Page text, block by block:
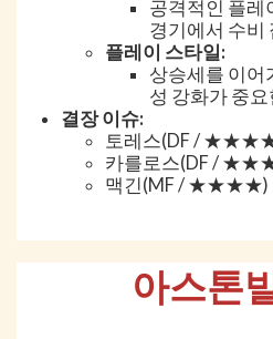
공격적인 플레
경기에서 수비
플레이 스타일:
상승세를 이어
성 강화가 중
결장 이슈:
토레스(DF /
카를로스(DF /
맥긴(MF / ★★★★)
아스톤